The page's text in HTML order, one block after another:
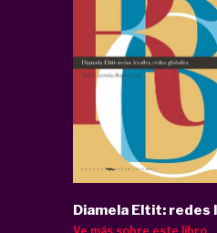
Diamela Eltit: